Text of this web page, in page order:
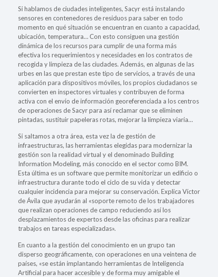
Si hablamos de ciudades inteligentes, Sacyr está instalando
sensores en contenedores de residuos para saber en todo
momento en qué situación se encuentran en cuanto a capacidad,
ubicación, temperatura… Con esto consiguen una gestión
dinámica de los recursos para cumplir de una forma más
efectiva los requerimientos y necesidades en los contratos de
recogida y limpieza de las ciudades. Además, en algunas de las
urbes en las que prestan este tipo de servicios, a través de una
aplicación para dispositivos móviles, los propios ciudadanos se
convierten en inspectores virtuales y contribuyen de forma
activa con el envío de información georeferenciada a los centros
de operaciones de Sacyr para así reclamar que se eliminen
pintadas, sustituir papeleras rotas, mejorar la limpieza viaria…
Si saltamos a otra área, esta vez la de gestión de
infraestructuras, las herramientas elegidas para modernizar la
gestión son la realidad virtual y el denominado Building
Information Modeling, más conocido en el sector como BIM.
Esta última es un software que permite monitorizar un edificio o
infraestructura durante todo el ciclo de su vida y detectar
cualquier incidencia para mejorar su conservación. Explica Víctor
de Ávila que ayudarán al «soporte remoto de los trabajadores
que realizan operaciones de campo reduciendo así los
desplazamientos de expertos desde las oficinas para realizar
trabajos en tareas especializadas».
En cuanto a la gestión del conocimiento en un grupo tan
disperso geográficamente, con operaciones en una veintena de
países, «se están implantando herramientas de Inteligencia
Artificial para hacer accesible y de forma muy amigable el